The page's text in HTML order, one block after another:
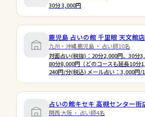
30分 3,000円
鹿児島 占いの館 千里眼 天文館店
九州・沖縄 鹿児島 ・ 占い師10名
対面占い(税抜)：20分2,000円、30分
80分8,000円（どのコースも延長10分
240円/分(税込) メール占い：3,000円/
占いの館キセキ 高槻センター街
関西 大阪 ・ 占い師4名